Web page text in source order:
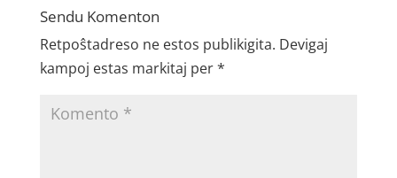
Sendu Komenton
Retpoŝtadreso ne estos publikigita. Devigaj
kampoj estas markitaj per*